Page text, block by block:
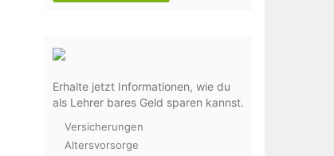
Erhalte jetzt Informationen, wie du
als Lehrer bares Geld sparen kannst.
Versicherungen
Altersvorsorge